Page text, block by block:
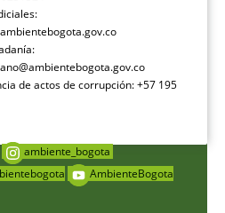
de actos de corrupción: +57 195
ambiente_bogota
AmbienteBogota